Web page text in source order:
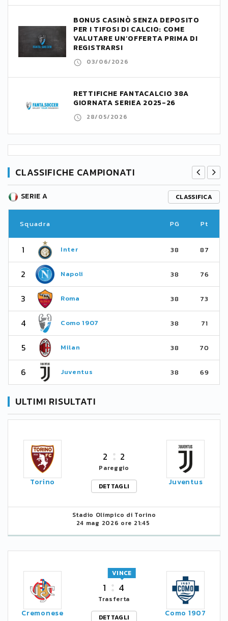
BONUS CASINÒ SENZA DEPOSITO
PER I TIFOSI DI CALCIO: COME
VALUTARE UN’OFFERTA PRIMA DI
REGISTRARSI
03/06/2026
RETTIFICHE FANTACALCIO 38A
GIORNATA SERIEA 2025-26
28/05/2026
CLASSIFICHE CAMPIONATI
SERIE A CLASSIFICA
Squadra PG Pt
1 Inter 38 87
2 Napoli 38 76
3 Roma 38 73
4 Como 1907 38 71
5 Milan 38 70
6 Juventus 38 69
ULTIMI RISULTATI
Torino
2 2
Pareggio
DETTAGLI
Juventus
Stadio Olimpico di Torino
24 mag 2026 ore 21:45
Cremonese
1 4
VINCE
Trasferta
DETTAGLI
Como 1907